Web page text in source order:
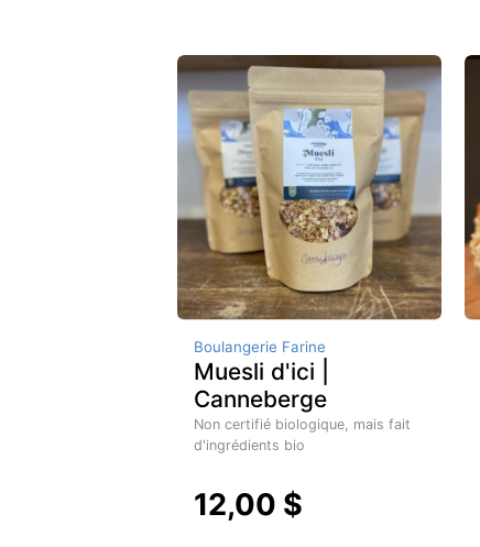
Boulangerie Farine
Muesli d'ici |
Canneberge
Non certifié biologique, mais fait
d'ingrédients bio
12,00 $